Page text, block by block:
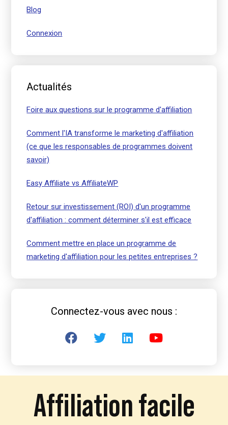
Blog
Connexion
Actualités
Foire aux questions sur le programme d'affiliation
Comment l'IA transforme le marketing d'affiliation
(ce que les responsables de programmes doivent
savoir)
Easy Affiliate vs AffiliateWP
Retour sur investissement (ROI) d'un programme
d'affiliation : comment déterminer s'il est efficace
Comment mettre en place un programme de
marketing d'affiliation pour les petites entreprises ?
Connectez-vous avec nous :
Affiliation facile